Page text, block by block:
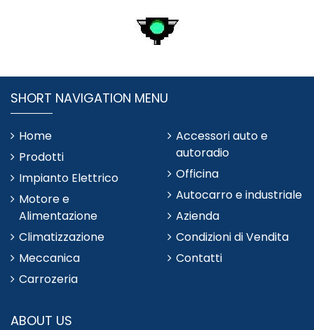
SHORT NAVIGATION MENU
Home
Prodotti
Impianto Elettrico
Motore e
Alimentazione
Climatizzazione
Meccanica
Carrozeria
Accessori auto e
autoradio
Officina
Autocarro e industriale
Azienda
Condizioni di Vendita
Contatti
ABOUT US